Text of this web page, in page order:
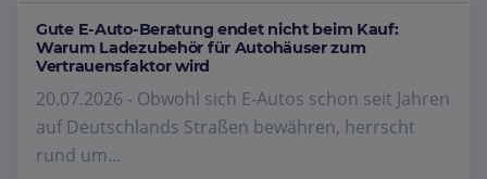
Gute E-Auto-Beratung endet nicht beim Kauf:
Warum Ladezubehör für Autohäuser zum
Vertrauensfaktor wird
20.07.2026 - Obwohl sich E-Autos schon seit Jahren
auf Deutschlands Straßen bewähren, herrscht
rund um...